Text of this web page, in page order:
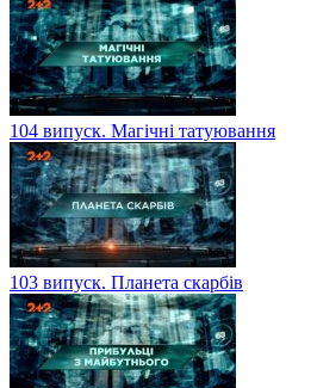
104 випуск. Магічні татуювання
103 випуск. Планета скарбів